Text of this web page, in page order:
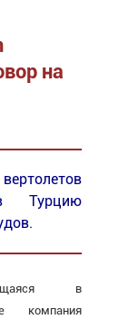
на
Турцию
в
компания